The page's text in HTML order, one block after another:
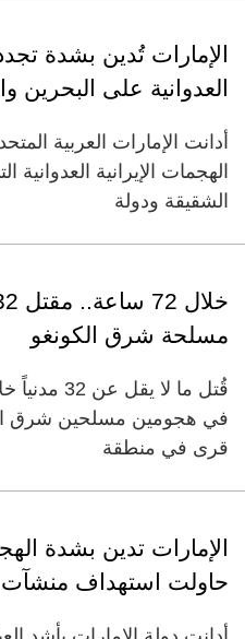
الإمارات تُدين بشدة
العدوانية على البحرين
أدانت الإمارات العربية
الهجمات الإيرانية
الشقيقة ودولة
مسلحة شرق الكونغو
في هجومين مسلحين شرق
قرى في منطقة
الإمارات تدين بشدة
حاولت استهداف منشآت